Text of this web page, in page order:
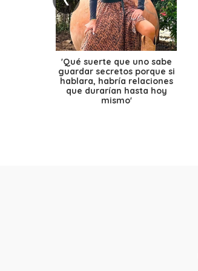
'Qué suerte que uno sabe
guardar secretos porque si
hablara, habría relaciones
que durarían hasta hoy
mismo'